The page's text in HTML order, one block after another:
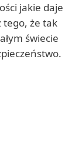
jakie daje
tego, że tak
świecie